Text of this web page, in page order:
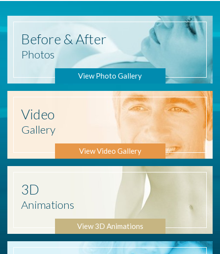
Before & After
Photos
View Photo Gallery
Video
Gallery
View Video Gallery
3D
Animations
View 3D Animations